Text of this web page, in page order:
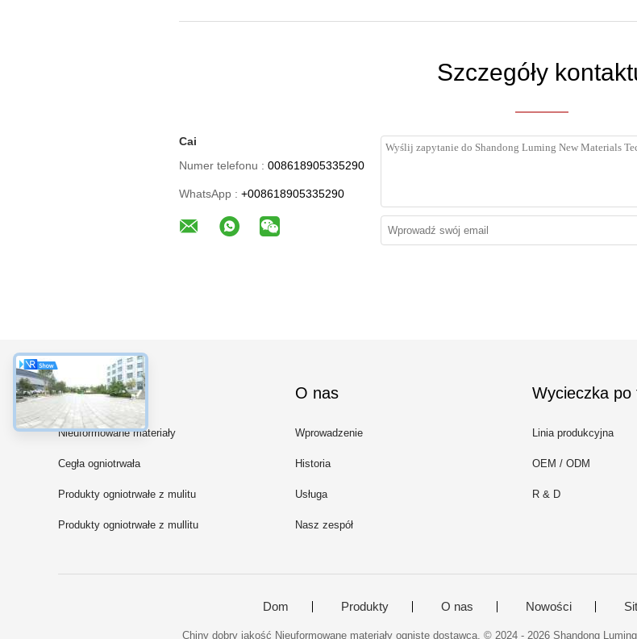
Szczegóły
Cai
Numer telefonu : 008618905335290
WhatsApp : +008618905335290
Kategorie
Nieuformowane materiały
ogniste
Cegła ogniotrwała
prefabrykowana
Produkty ogniotrwałe z mulitu
korundowego
Produkty ogniotrwałe z mullitu
O nas
Wprowadzenie
Historia
Usługa
Nasz zespół
Wycieczka po
Linia produkcyjna
OEM / ODM
R & D
Dom Produkty O nas Nowości
Chiny dobry jakość Nieuformowane materiały ogniste dostawca. © 2024 - 2026 Shandong